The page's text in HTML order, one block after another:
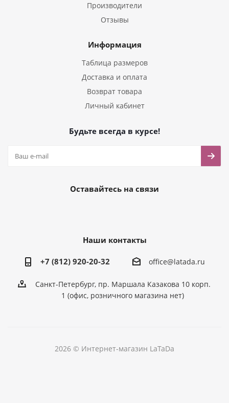
Производители
Отзывы
Информация
Таблица размеров
Доставка и оплата
Возврат товара
Личный кабинет
Будьте всегда в курсе!
Оставайтесь на связи
Наши контакты
+7 (812) 920-20-32 office@latada.ru
Санкт-Петербург, пр. Маршала Казакова 10 корп.
1 (офис, розничного магазина нет)
2026 © Интернет-магазин LaTaDa